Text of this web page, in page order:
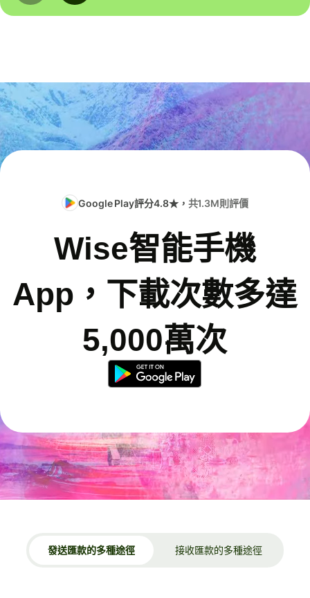
Google Play評分4.8★， 共1.3M則評價
Wise智能手機
App，下載次數多達
5,000萬次
發送匯款的多種途徑 接收匯款的多種途徑